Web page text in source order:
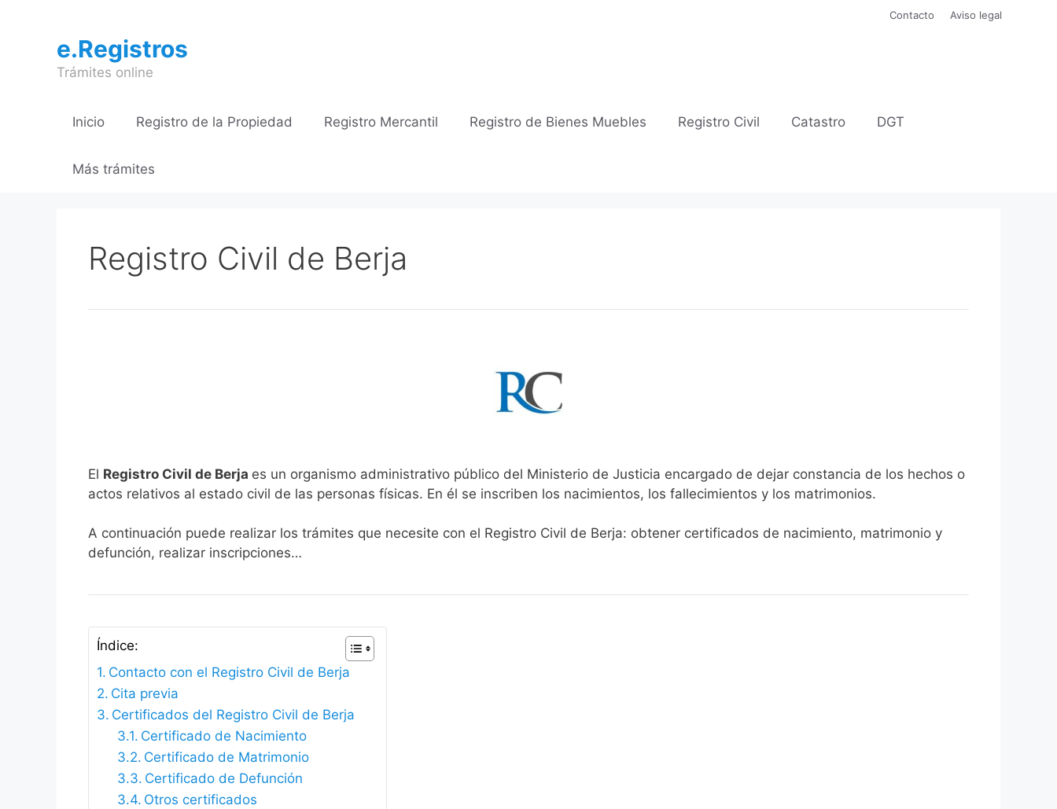
contenido
Contacto Aviso legal
e.Registros
Trámites online
Inicio Registro de la Propiedad Registro Mercantil Registro de Bienes Muebles Registro Civil Catastro DGT
Más trámites
Registro Civil de Berja
El Registro Civil de Berja es un organismo administrativo público del Ministerio de Justicia encargado de dejar constancia de los hechos o
actos relativos al estado civil de las personas físicas. En él se inscriben los nacimientos, los fallecimientos y los matrimonios.
A continuación puede realizar los trámites que necesite con el Registro Civil de Berja: obtener certificados de nacimiento, matrimonio y
defunción, realizar inscripciones…
Índice:
Contacto con el Registro Civil de Berja
Cita previa
Certificados del Registro Civil de Berja
Certificado de Nacimiento
Certificado de Matrimonio
Certificado de Defunción
Otros certificados